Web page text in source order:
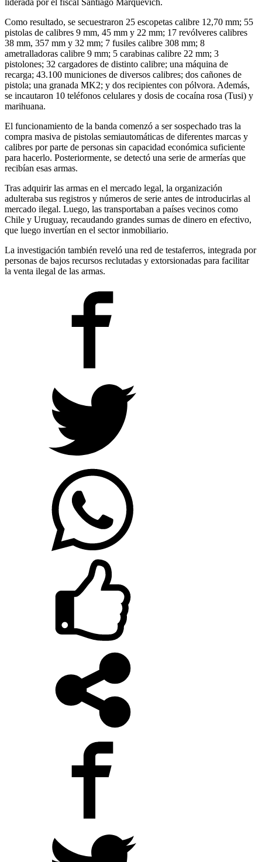
Como resultado, se secuestraron 25 escopetas calibre 12,70 mm; 55
pistolas de calibres 9 mm, 45 mm y 22 mm; 17 revólveres calibres
38 mm, 357 mm y 32 mm; 7 fusiles calibre 308 mm; 8
ametralladoras calibre 9 mm; 5 carabinas calibre 22 mm; 3
pistolones; 32 cargadores de distinto calibre; una máquina de
recarga; 43.100 municiones de diversos calibres; dos cañones de
pistola; una granada MK2; y dos recipientes con pólvora. Además,
se incautaron 10 teléfonos celulares y dosis de cocaína rosa (Tusi) y
marihuana.
El funcionamiento de la banda comenzó a ser sospechado tras la
compra masiva de pistolas semiautomáticas de diferentes marcas y
calibres por parte de personas sin capacidad económica suficiente
para hacerlo. Posteriormente, se detectó una serie de armerías que
recibían esas armas.
Tras adquirir las armas en el mercado legal, la organización
adulteraba sus registros y números de serie antes de introducirlas al
mercado ilegal. Luego, las transportaban a países vecinos como
Chile y Uruguay, recaudando grandes sumas de dinero en efectivo,
que luego invertían en el sector inmobiliario.
La investigación también reveló una red de testaferros, integrada por
personas de bajos recursos reclutadas y extorsionadas para facilitar
la venta ilegal de las armas.